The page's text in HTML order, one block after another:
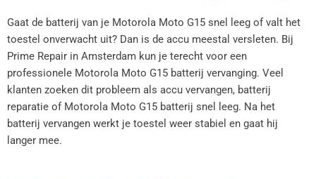
Gaat de batterij van je Motorola Moto G15 snel leeg of valt het
toestel onverwacht uit? Dan is de accu meestal versleten. Bij
Prime Repair in Amsterdam kun je terecht voor een
professionele Motorola Moto G15 batterij vervanging. Veel
klanten zoeken dit probleem als accu vervangen, batterij
reparatie of Motorola Moto G15 batterij snel leeg. Na het
batterij vervangen werkt je toestel weer stabiel en gaat hij
langer mee.